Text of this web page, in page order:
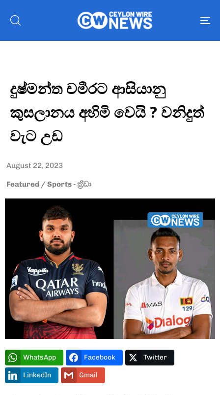
Type and hit enter
දුෂ්මන්ත චමීරට ආසියානු
කුසලානය අහිමි වෙයි ? වනිදුත්
වැට උඩ
August 22, 2023
Featured / Sports - ක්‍රීඩා
WhatsApp Facebook Twitter
LinkedIn Gmail